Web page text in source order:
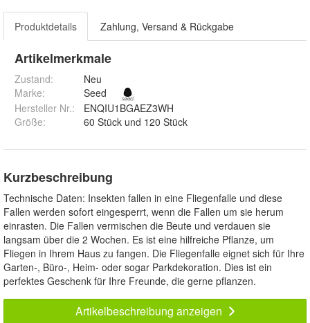
Produktdetails Zahlung, Versand & Rückgabe
Artikelmerkmale
Zustand:
Neu
Marke:
Seed
Hersteller Nr.:
ENQIU1BGAEZ3WH
Größe: 60 Stück und 120 Stück
Kurzbeschreibung
Technische Daten: Insekten fallen in eine Fliegenfalle und diese
Fallen werden sofort eingesperrt, wenn die Fallen um sie herum
einrasten. Die Fallen vermischen die Beute und verdauen sie
langsam über die 2 Wochen. Es ist eine hilfreiche Pflanze, um
Fliegen in Ihrem Haus zu fangen. Die Fliegenfalle eignet sich für Ihre
Garten-, Büro-, Heim- oder sogar Parkdekoration. Dies ist ein
perfektes Geschenk für Ihre Freunde, die gerne pflanzen.
Artikelbeschreibung anzeigen